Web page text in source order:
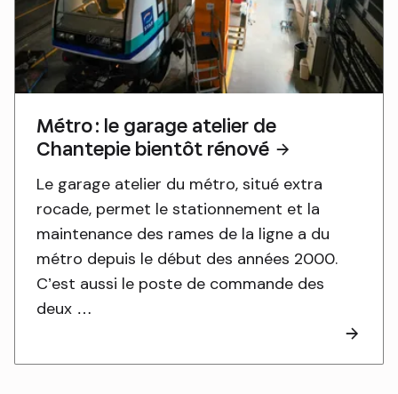
Métro : le garage atelier de
Chantepie bientôt rénové
Le garage atelier du métro, situé extra
rocade, permet le stationnement et la
maintenance des rames de la ligne a du
métro depuis le début des années 2000.
C’est aussi le poste de commande des
deux …